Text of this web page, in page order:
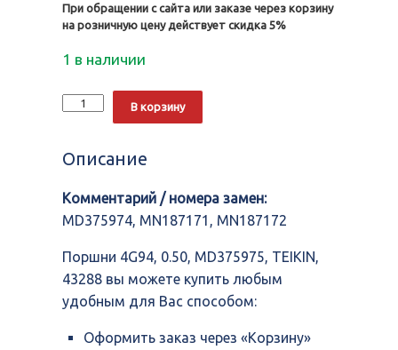
При обращении с сайта или заказе через корзину
на розничную цену действует скидка 5%
1 в наличии
Количество
Поршни
MD375975,
43288
В корзину
Описание
Комментарий / номера замен:
MD375974, MN187171, MN187172
Поршни 4G94, 0.50, MD375975, TEIKIN,
43288 вы можете купить любым
удобным для Вас способом:
Оформить заказ через «Корзину»